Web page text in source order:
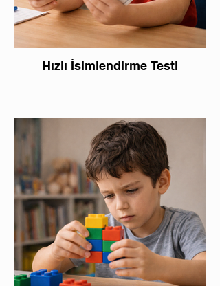
Hızlı İsimlendirme Testi